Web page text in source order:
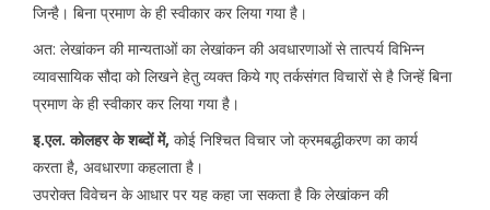
जिन्है। बिना प्रमाण के ही स्वीकार कर लिया गया है।
अत: लेखांकन की मान्यताओं का लेखांकन की अवधारणाओं से तात्पर्य विभिन्न
व्यावसायिक सौदा को लिखने हेतु व्यक्त किये गए तर्कसंगत विचारों से है जिन्हें बिना
प्रमाण के ही स्वीकार कर लिया गया है।
इ.एल. कोलहर के शब्दों में, कोई निश्चित विचार जो क्रमबद्धीकरण का कार्य
करता है, अवधारणा कहलाता है।
उपरोक्त विवेचन के आधार पर यह कहा जा सकता है कि लेखांकन की